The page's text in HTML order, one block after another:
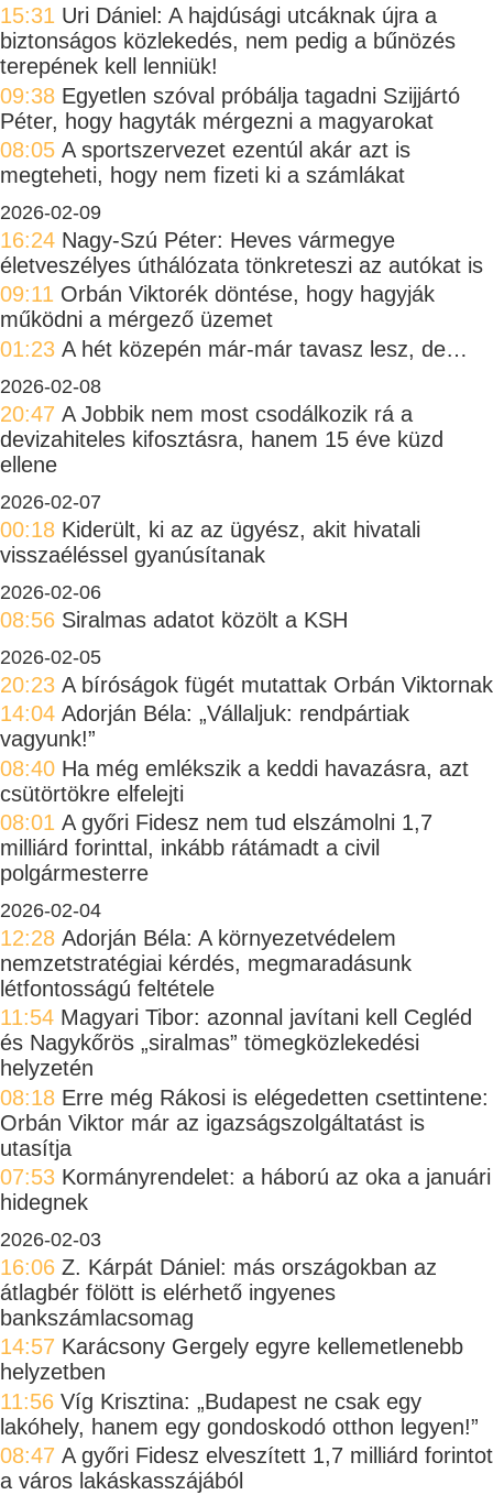
15:31 Uri Dániel: A hajdúsági utcáknak újra a
biztonságos közlekedés, nem pedig a bűnözés
terepének kell lenniük!
09:38 Egyetlen szóval próbálja tagadni Szijjártó
Péter, hogy hagyták mérgezni a magyarokat
08:05 A sportszervezet ezentúl akár azt is
megteheti, hogy nem fizeti ki a számlákat
2026-02-09
16:24 Nagy-Szú Péter: Heves vármegye
életveszélyes úthálózata tönkreteszi az autókat is
09:11 Orbán Viktorék döntése, hogy hagyják
működni a mérgező üzemet
01:23 A hét közepén már-már tavasz lesz, de…
2026-02-08
20:47 A Jobbik nem most csodálkozik rá a
devizahiteles kifosztásra, hanem 15 éve küzd
ellene
2026-02-07
00:18 Kiderült, ki az az ügyész, akit hivatali
visszaéléssel gyanúsítanak
2026-02-06
08:56 Siralmas adatot közölt a KSH
2026-02-05
20:23 A bíróságok fügét mutattak Orbán Viktornak
14:04 Adorján Béla: „Vállaljuk: rendpártiak
vagyunk!”
08:40 Ha még emlékszik a keddi havazásra, azt
csütörtökre elfelejti
08:01 A győri Fidesz nem tud elszámolni 1,7
milliárd forinttal, inkább rátámadt a civil
polgármesterre
2026-02-04
12:28 Adorján Béla: A környezetvédelem
nemzetstratégiai kérdés, megmaradásunk
létfontosságú feltétele
11:54 Magyari Tibor: azonnal javítani kell Cegléd
és Nagykőrös „siralmas” tömegközlekedési
helyzetén
08:18 Erre még Rákosi is elégedetten csettintene:
Orbán Viktor már az igazságszolgáltatást is
utasítja
07:53 Kormányrendelet: a háború az oka a januári
hidegnek
2026-02-03
16:06 Z. Kárpát Dániel: más országokban az
átlagbér fölött is elérhető ingyenes
bankszámlacsomag
14:57 Karácsony Gergely egyre kellemetlenebb
helyzetben
11:56 Víg Krisztina: „Budapest ne csak egy
lakóhely, hanem egy gondoskodó otthon legyen!”
08:47 A győri Fidesz elveszített 1,7 milliárd forintot
a város lakáskasszájából